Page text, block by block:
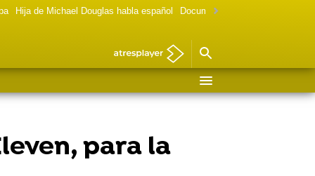
Hija de Michael Douglas habla español Documental Las chicas Gilmore
para la